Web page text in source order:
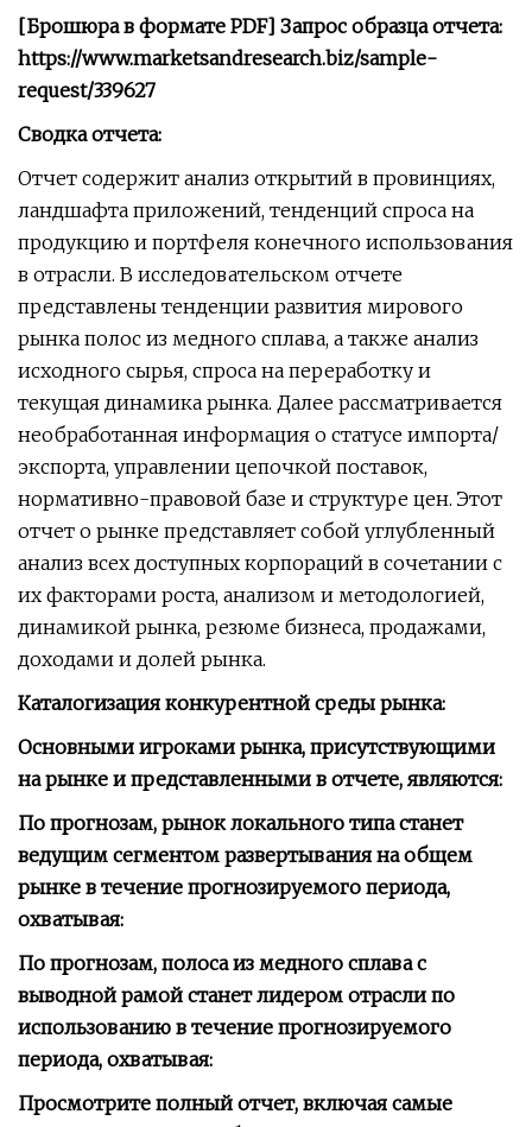
[Брошюра в формате PDF] Запрос образца отчета:
https://www.marketsandresearch.biz/sample-
request/339627
Сводка отчета:
Отчет содержит анализ открытий в провинциях,
ландшафта приложений, тенденций спроса на
продукцию и портфеля конечного использования
в отрасли. В исследовательском отчете
представлены тенденции развития мирового
рынка полос из медного сплава, а также анализ
исходного сырья, спроса на переработку и
текущая динамика рынка. Далее рассматривается
необработанная информация о статусе импорта/
экспорта, управлении цепочкой поставок,
нормативно-правовой базе и структуре цен. Этот
отчет о рынке представляет собой углубленный
анализ всех доступных корпораций в сочетании с
их факторами роста, анализом и методологией,
динамикой рынка, резюме бизнеса, продажами,
доходами и долей рынка.
Каталогизация конкурентной среды рынка:
Основными игроками рынка, присутствующими
на рынке и представленными в отчете, являются:
По прогнозам, рынок локального типа станет
ведущим сегментом развертывания на общем
рынке в течение прогнозируемого периода,
охватывая:
По прогнозам, полоса из медного сплава с
выводной рамой станет лидером отрасли по
использованию в течение прогнозируемого
периода, охватывая:
Просмотрите полный отчет, включая самые